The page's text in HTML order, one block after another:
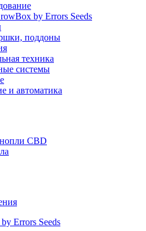
by Errors Seeds
поддоны
техника
системы
и автоматика
CBD
Errors Seeds